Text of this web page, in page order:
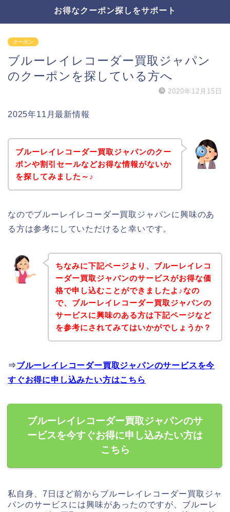
お得なクーポン探しをサポート
クーポン
ブルーレイレコーダー買取ジャパン
のクーポンを探している方へ
2020年12月15日
2025年11月最新情報
ブルーレイレコーダー買取ジャパンのクー
ポンや割引セールなどお得な情報がないか
を探してみました～♪
なのでブルーレイレコーダー買取ジャパンに興味のあ
る方は参考にしていただけると幸いです。
ちなみに下記ページより、ブルーレイレコ
ーダー買取ジャパンのサービスがお得な価
格で申し込むことができましたよ♪なの
で、ブルーレイレコーダー買取ジャパンの
サービスに興味のある方は下記ページなど
を参考にされてみてはいかがでしょうか？
⇒ブルーレイレコーダー買取ジャパンのサービスを今
すぐお得に申し込みたい方はこちら
ブルーレイレコーダー買取ジャパンのサ
ービスを今すぐお得に申し込みたい方は
こちら
私自身、7日ほど前からブルーレイレコーダー買取ジャ
パンのサービスには興味があったのですが、ブルーレ